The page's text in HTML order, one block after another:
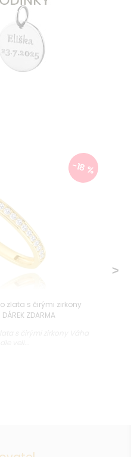
-18 %
zlata s čirými zirkony
ZDARMA